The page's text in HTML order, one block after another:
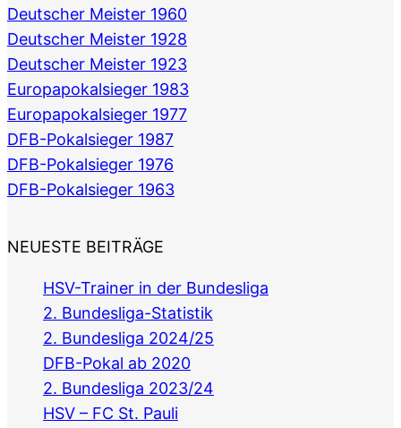
Deutscher Meister 1960
Deutscher Meister 1928
Deutscher Meister 1923
Europapokalsieger 1983
Europapokalsieger 1977
DFB-Pokalsieger 1987
DFB-Pokalsieger 1976
DFB-Pokalsieger 1963
NEUESTE BEITRÄGE
HSV-Trainer in der Bundesliga
2. Bundesliga-Statistik
2. Bundesliga 2024/25
DFB-Pokal ab 2020
2. Bundesliga 2023/24
HSV – FC St. Pauli